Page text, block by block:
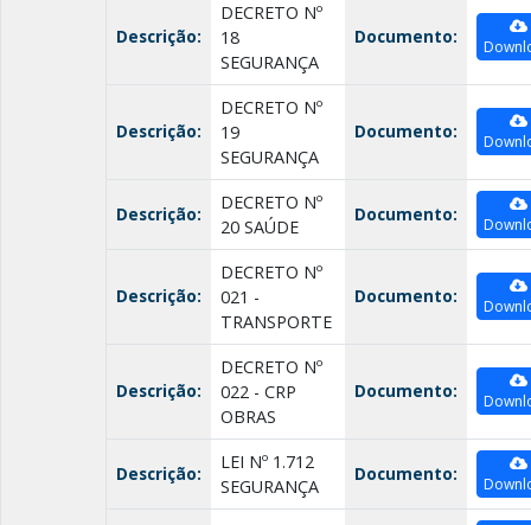
Descrição:
DECRETO Nº
18
SEGURANÇA
Documento:
Descrição:
DECRETO Nº
19
SEGURANÇA
Documento:
Descrição:
DECRETO Nº
20 SAÚDE
Documento:
Descrição:
DECRETO Nº
021 -
TRANSPORTE
Documento:
Descrição:
DECRETO Nº
022 - CRP
OBRAS
Documento:
Descrição:
LEI Nº 1.712
SEGURANÇA
Documento: